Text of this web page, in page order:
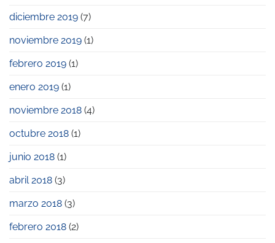
diciembre 2019 (7)
noviembre 2019 (1)
febrero 2019 (1)
enero 2019 (1)
noviembre 2018 (4)
octubre 2018 (1)
junio 2018 (1)
abril 2018 (3)
marzo 2018 (3)
febrero 2018 (2)